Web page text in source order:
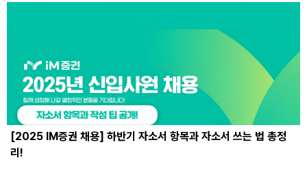
[2025 IM증권 채용] 하반기 자소서 항목과 자소서 쓰는 법 총정
리!